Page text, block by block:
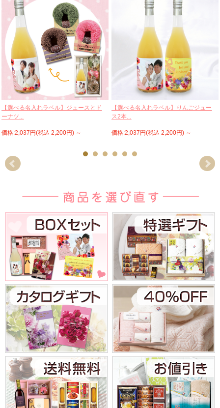
【選べる名入れラベル】ジュースとド
ーナツ...
価格:2,037円(税込 2,200円) ～
【選べる名入れラベル】りんごジュー
ス2本...
価格:2,037円(税込 2,200円) ～